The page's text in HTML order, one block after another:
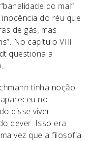
do mal”
do réu que
de gás, mas
No capítulo VIII
questiona a
tinha noção
no
disse viver
dever. Isso era
vez que a filosofia